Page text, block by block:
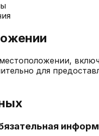
для